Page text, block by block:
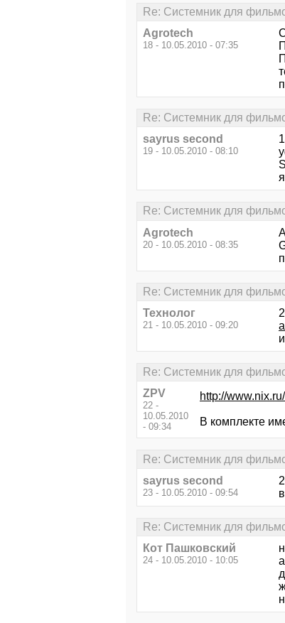
Re: Системник для
Agrotech
18 - 10.05.2010 - 07:35
Re: Системник для
sayrus second
19 - 10.05.2010 - 08:10
Re: Системник для
Agrotech
20 - 10.05.2010 - 08:35
Re: Системник для
Технолог
21 - 10.05.2010 - 09:20
Re: Системник для
ZPV
22 -
10.05.2010
- 09:34
http://
В комплекте
Re: Системник для
sayrus second
23 - 10.05.2010 - 09:54
Re: Системник для
Кот Пашковский
24 - 10.05.2010 - 10:05